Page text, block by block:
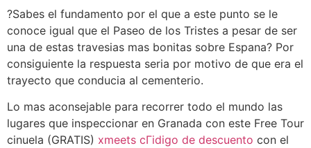
?Sabes el fundamento por el que a este punto se le
conoce igual que el Paseo de los Tristes a pesar de ser
una de estas travesi­as mas bonitas sobre Espana? Por
consiguiente la respuesta seri­a por motivo de que era el
trayecto que conducia al cementerio.
Lo mas aconsejable para recorrer todo el mundo las
lugares que inspeccionar en Granada con este Free Tour
cinuela (GRATIS) xmeets cГіdigo de descuento con el